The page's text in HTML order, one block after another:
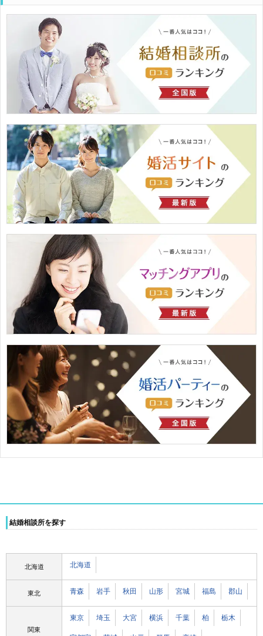
結婚相談所を探す
北海道 北海道
東北 青森 岩手 秋田 山形 宮城 福島 郡山
関東
東京 埼玉 大宮 横浜 千葉 柏 栃木